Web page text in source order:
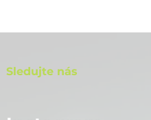
Sledujte nás